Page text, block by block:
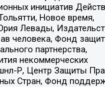
инициатив
Новое время,
Левады,
человека, Фонд
партнерства,
некоммерческих
Р, Центр Защиты
Стран, Фонд